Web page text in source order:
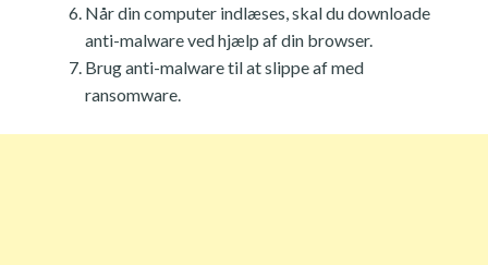
Når din computer indlæses, skal du downloade
anti-malware ved hjælp af din browser.
Brug anti-malware til at slippe af med
ransomware.